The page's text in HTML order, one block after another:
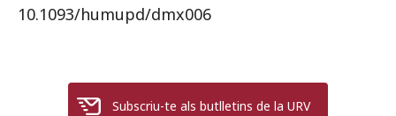
10.1093/humupd/dmx006
Subscriu-te als butlletins de la URV